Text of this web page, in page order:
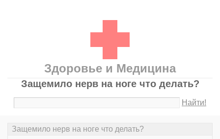
Здоровье и Медицина
Защемило нерв на ноге что делать?
Найти!
Защемило нерв на ноге что делать?